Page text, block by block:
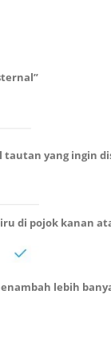
tautan yang ingin
di pojok kanan
lebih